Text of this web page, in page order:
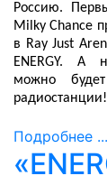
Россию.
Milky Chance
в Ray Just
ENERGY. А
можно
радиостанции!
Подробнее ...